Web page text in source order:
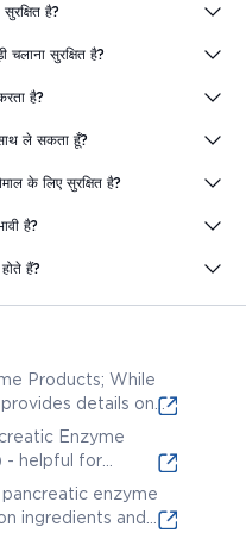
है?
सुरक्षित है?
है?
ले सकता हूँ?
के लिए सुरक्षित है?
है?
हैं?
Products; While
details on
Enzyme
- helpful for
enzyme
ingredients and